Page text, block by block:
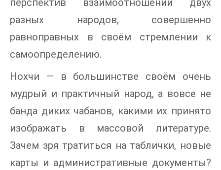
перспектив взаимоотношений двух
разных народов, совершенно
равноправных в своём стремлении к
самоопределению.
Нохчи — в большинстве своём очень
мудрый и практичный народ, а вовсе не
банда диких чабанов, какими их принято
изображать в массовой литературе.
Зачем зря тратиться на таблички, новые
карты и административные документы?